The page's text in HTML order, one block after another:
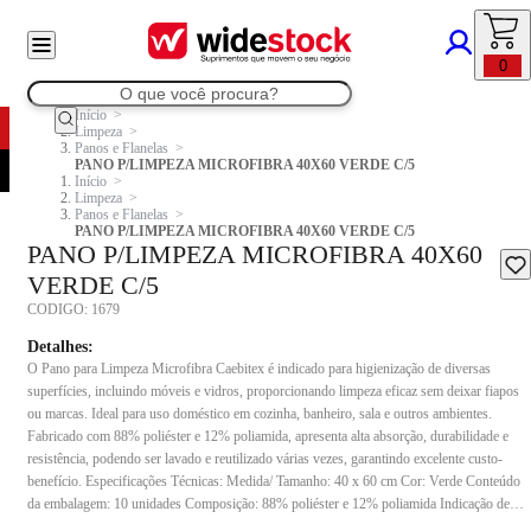
0
Início
Limpeza
Panos e Flanelas
PANO P/LIMPEZA MICROFIBRA 40X60 VERDE C/5
Início
Limpeza
Panos e Flanelas
PANO P/LIMPEZA MICROFIBRA 40X60 VERDE C/5
PANO P/LIMPEZA MICROFIBRA 40X60
VERDE C/5
CODIGO: 1679
Detalhes:
O Pano para Limpeza Microfibra Caebitex é indicado para higienização de diversas
superfícies, incluindo móveis e vidros, proporcionando limpeza eficaz sem deixar fiapos
ou marcas. Ideal para uso doméstico em cozinha, banheiro, sala e outros ambientes.
Fabricado com 88% poliéster e 12% poliamida, apresenta alta absorção, durabilidade e
resistência, podendo ser lavado e reutilizado várias vezes, garantindo excelente custo-
benefício. Especificações Técnicas: Medida/ Tamanho: 40 x 60 cm Cor: Verde Conteúdo
da embalagem: 10 unidades Composição: 88% poliéster e 12% poliamida Indicação de